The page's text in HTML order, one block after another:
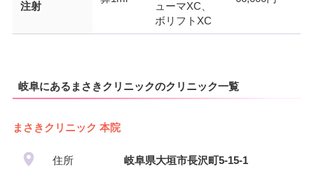
注射
ューマXC、
ボリフトXC
岐阜にあるまさきクリニックのクリニック一覧
まさきクリニック 本院
住所 岐阜県大垣市長沢町5-15-1